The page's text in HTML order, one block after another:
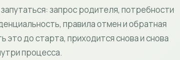
запрос родителя, потребности
правила отмен и обратная
это до старта, приходится снова и снова
процесса.